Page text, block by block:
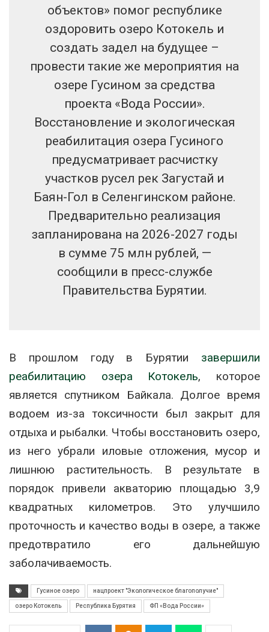
объектов» помог республике
оздоровить озеро Котокель и
создать задел на будущее –
провести такие же мероприятия на
озере Гусином за средства
проекта «Вода России».
Восстановление и экологическая
реабилитация озера Гусиного
предусматривает расчистку
участков русел рек Загустай и
Баян-Гол в Селенгинском районе.
Предварительно реализация
запланирована на 2026-2027 годы
в сумме 75 млн рублей, —‬
сообщили в пресс-службе
Правительства Бурятии.
В прошлом году в Бурятии завершили
реабилитацию озера Котокель, которое
является спутником Байкала. Долгое время
водоем из-за токсичности был закрыт для
отдыха и рыбалки. Чтобы восстановить озеро,
из него убрали иловые отложения, мусор и
лишнюю растительность. В результате в
порядок привели акваторию площадью 3,9
квадратных километров. Это улучшило
проточность и качество воды в озере, а также
предотвратило его дальнейшую
заболачиваемость.
Гусиное озеро нацпроект "Экологическое благополучие"
озеро Котокель Республика Бурятия ФП «Вода России»